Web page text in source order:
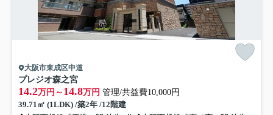
大阪市東成区中道
プレジオ森之宮
14.2万円～ 14.8万円 管理/共益費10,000円
39.71㎡ (1LDK) /築2年 /12階建